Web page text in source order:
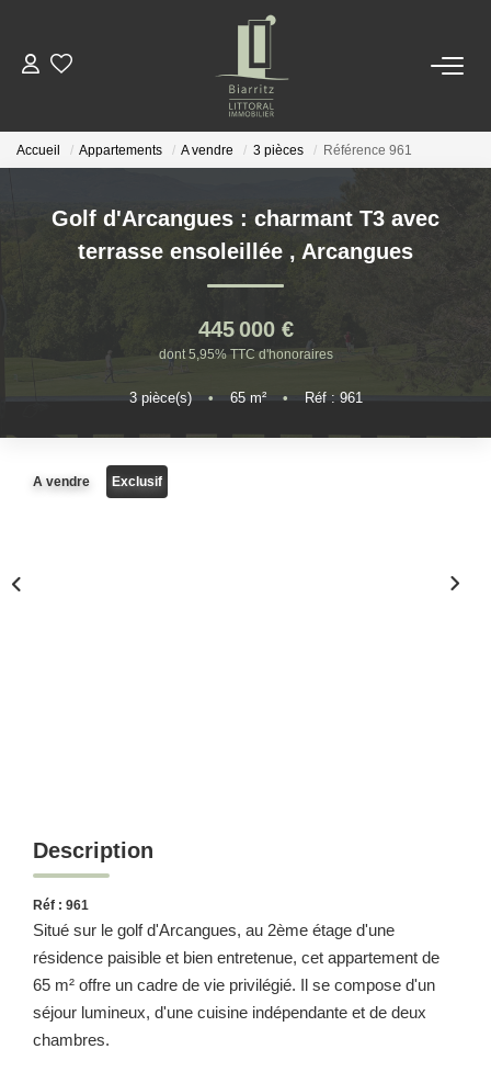
NOS BIENS
ESTIMER
CONTACT
Accueil Appartements A vendre 3 pièces Référence 961
Golf d'Arcangues : charmant T3 avec
terrasse ensoleillée , Arcangues
445 000 €
dont 5,95% TTC d'honoraires
3pièce(s) • 65m² • Réf : 961
A vendre Exclusif
Description
Réf : 961
Situé sur le golf d'Arcangues, au 2ème étage d'une
résidence paisible et bien entretenue, cet appartement de
65 m² offre un cadre de vie privilégié. Il se compose d'un
séjour lumineux, d'une cuisine indépendante et de deux
chambres.